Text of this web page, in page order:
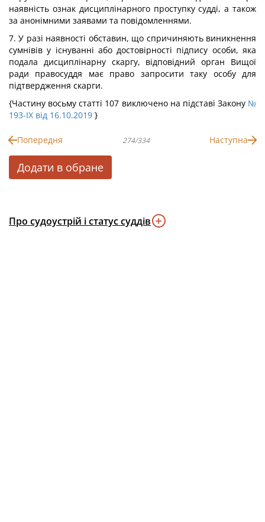
наявність ознак дисциплінарного проступку судді, а також
за анонімними заявами та повідомленнями.
7. У разі наявності обставин, що спричиняють виникнення
сумнівів у існуванні або достовірності підпису особи, яка
подала дисциплінарну скаргу, відповідний орган Вищої
ради правосуддя має право запросити таку особу для
підтвердження скарги.
{Частину восьму статті 107 виключено на підставі Закону №
193-IX від 16.10.2019 }
Попередня 274/334 Наступна
Додати в обране
Про судоустрій і статус суддів